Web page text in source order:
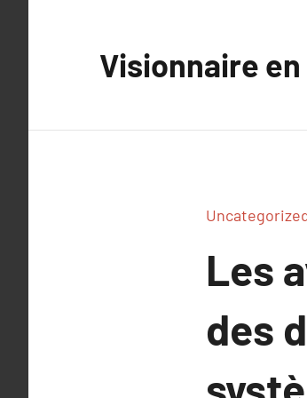
Visionnaire
Les
des